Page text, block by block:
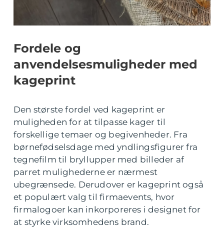
Fordele og
anvendelsesmuligheder med
kageprint
Den største fordel ved kageprint er
muligheden for at tilpasse kager til
forskellige temaer og begivenheder. Fra
børnefødselsdage med yndlingsfigurer fra
tegnefilm til bryllupper med billeder af
parret mulighederne er nærmest
ubegrænsede. Derudover er kageprint også
et populært valg til firmaevents, hvor
firmalogoer kan inkorporeres i designet for
at styrke virksomhedens brand.